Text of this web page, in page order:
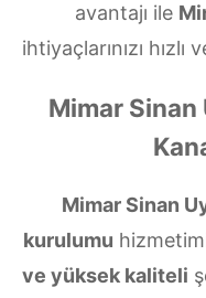
avantajı ile
ihtiyaçlarınızı
Mimar Sinan
Mimar Sinan
kurulumu
ve yüksek kaliteli